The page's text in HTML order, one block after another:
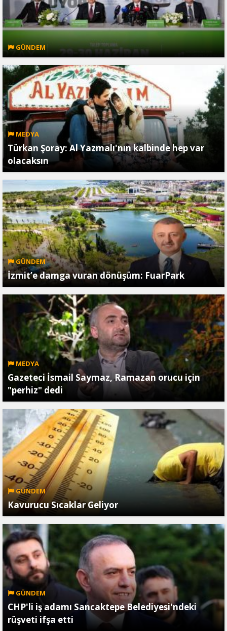
GÜNDEM
MEDYA
Türkan Şoray: Al Yazmalı'nın kalbinde hep var
olacaksın
GÜNDEM
İzmit’e damga vuran dönüşüm: FuarPark
MEDYA
Gazeteci İsmail Saymaz, Ramazan orucu için
"perhiz" dedi
GÜNDEM
Kavurucu Sıcaklar Geliyor
GÜNDEM
CHP'li iş adamı Sancaktepe Belediyesi'ndeki
rüşveti ifşa etti